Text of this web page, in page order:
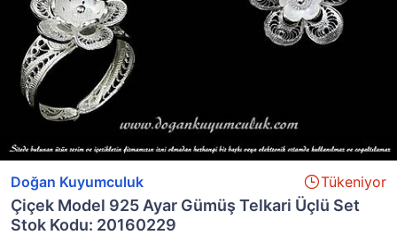
Doğan Kuyumculuk Tükeniyor
Çiçek Model 925 Ayar Gümüş Telkari Üçlü Set
Stok Kodu: 20160229